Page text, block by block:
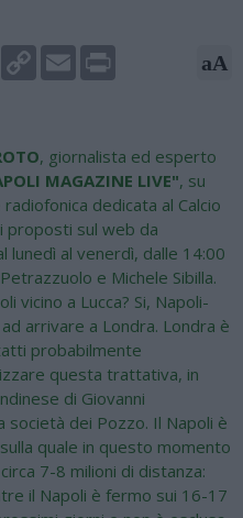
LinkedInCopy
Link
Email aA
, giornalista ed esperto
MAGAZINE LIVE", su
dedicata al Calcio
proposti sul web da
lunedì al venerdì, dalle 14:00
e Michele Sibilla.
vicino a Lucca? Si, Napoli-
arrivare a Londra. Londra è
probabilmente
questa trattativa, in
di Giovanni
società dei Pozzo. Il Napoli è
quale in questo momento
7-8 milioni di distanza:
il Napoli è fermo sui 16-17